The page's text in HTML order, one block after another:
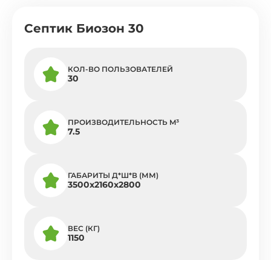
Септик Биозон 30
КОЛ-ВО ПОЛЬЗОВАТЕЛЕЙ
30
ПРОИЗВОДИТЕЛЬНОСТЬ M³
7.5
ГАБАРИТЫ Д*Ш*В (ММ)
3500х2160х2800
ВЕС (КГ)
1150